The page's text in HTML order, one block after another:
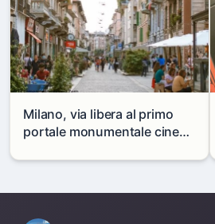
Milano, via libera al primo
portale monumentale cinese